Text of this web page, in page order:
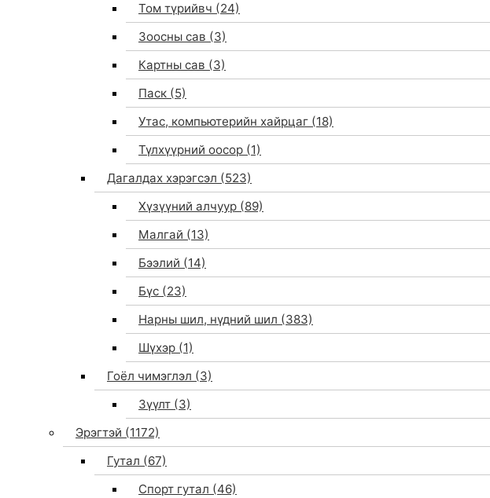
Том түрийвч (24)
Зоосны сав (3)
Картны сав (3)
Паск (5)
Утас, компьютерийн хайрцаг (18)
Түлхүүрний оосор (1)
Дагалдах хэрэгсэл (523)
Хүзүүний алчуур (89)
Малгай (13)
Бээлий (14)
Бүс (23)
Нарны шил, нүдний шил (383)
Шүхэр (1)
Гоёл чимэглэл (3)
Зүүлт (3)
Эрэгтэй (1172)
Гутал (67)
Спорт гутал (46)